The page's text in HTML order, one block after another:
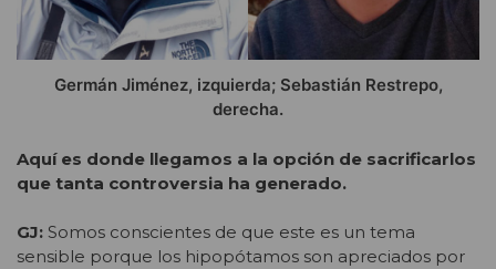
Germán Jiménez, izquierda; Sebastián Restrepo,
derecha.
Aquí es donde llegamos a la opción de sacrificarlos
que tanta controversia ha generado.
GJ: Somos conscientes de que este es un tema
sensible porque los hipopótamos son apreciados por